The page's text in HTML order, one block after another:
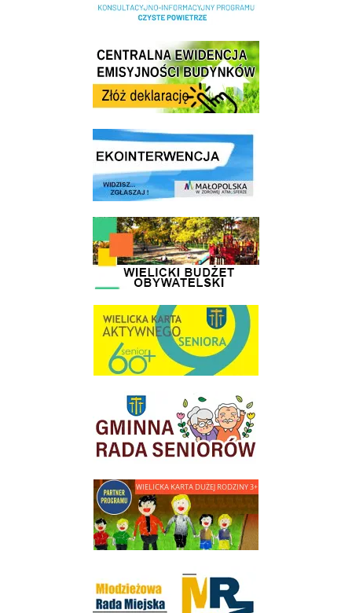
Centrala Ewidencja Emisyjności Budynków - złóż deklarację
link do strony ekointerwencja dot.- powietrza
link do strony - Wielicki Budżet Obywatelski
link do strony Wielicka Karta Aktywnego Seniora
link do strony Gminnej Rady Seniorow - Wieliczka
link do strony - Wielicka Karta Dużej Rodziny